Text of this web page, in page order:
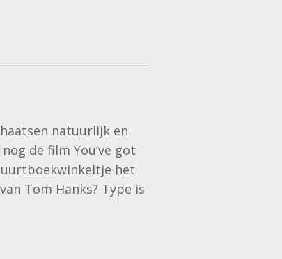
natuurlijk en
de film You’ve got
het
Tom Hanks? Type is